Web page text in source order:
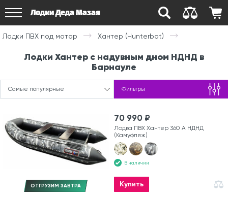
Лодки Деда Мазая
Лодки ПВХ под мотор Хантер (Hunterbot)
Лодки Хантер с надувным дном НДНД в
Барнауле
Самые популярные Фильтры
ОТГРУЗИМ ЗАВТРА
70 990 ₽
Лодка ПВХ Хантер 360 А НДНД
(Камуфляж)
В наличии
Купить